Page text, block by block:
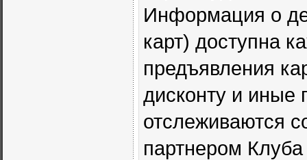
Информация о
карт) доступна
предъявления
дисконту и
отслеживаются
партнером